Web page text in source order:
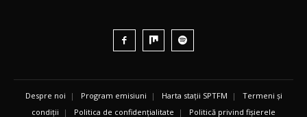
Despre noi | Program emisiuni | Harta stații SPTFM | Termeni și
condiții | Politica de confidențialitate | Politică privind fișierele